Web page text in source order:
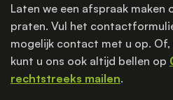
Laten we een afspraak maken
praten. Vul het
mogelijk contact met u op.
kunt u ons ook altijd bellen op
rechtstreeks mailen.